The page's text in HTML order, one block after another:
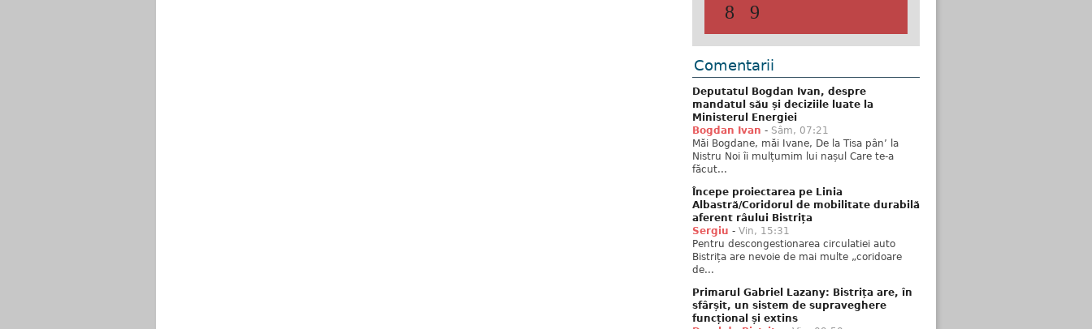
8
9
Comentarii
Deputatul Bogdan Ivan, despre
mandatul său și deciziile luate la
Ministerul Energiei
Bogdan Ivan - Sâm, 07:21
Măi Bogdane, măi Ivane, De la Tisa pân’ la
Nistru Noi îi mulțumim lui nașul Care te-a
făcut...
Începe proiectarea pe Linia
Albastră/Coridorul de mobilitate durabilă
aferent râului Bistrița
Sergiu - Vin, 15:31
Pentru descongestionarea circulatiei auto
Bistrița are nevoie de mai multe „coridoare
de...
Primarul Gabriel Lazany: Bistrița are, în
sfârșit, un sistem de supraveghere
funcțional și extins